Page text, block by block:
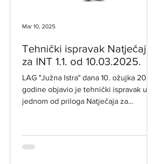
Tehnički ispravak Natječaja
za INT 1.1. od 10.03.2025.
LAG "Južna Istra" dana 10. ožujka 2025.
godine objavio je tehnički ispravak u
jednom od priloga Natječaja za
Mar 10, 2025